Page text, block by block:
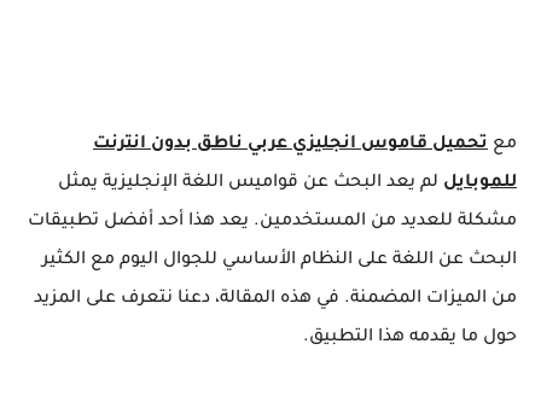
مع تحميل قاموس انجليزي عربي ناطق بدون انترنت
للموبايل لم يعد البحث عن قواميس اللغة الإنجليزية يمثل
مشكلة للعديد من المستخدمين. يعد هذا أحد أفضل تطبيقات
البحث عن اللغة على النظام الأساسي للجوال اليوم مع الكثير
من الميزات المضمنة. في هذه المقالة، دعنا نتعرف على المزيد
حول ما يقدمه هذا التطبيق.